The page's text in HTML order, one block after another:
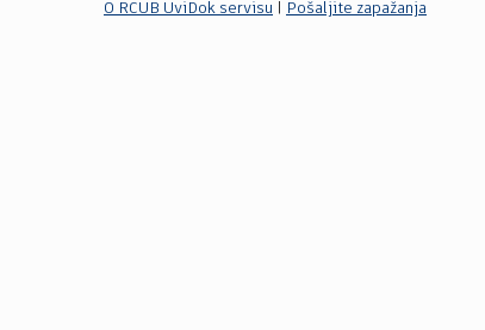
O RCUB UviDok servisu
Pošaljite zapažanja